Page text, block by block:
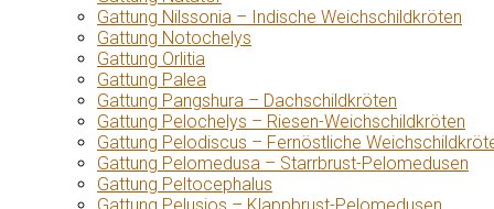
Gattung Nilssonia – Indische Weichschildkröten
Gattung Notochelys
Gattung Orlitia
Gattung Palea
Gattung Pangshura – Dachschildkröten
Gattung Pelochelys – Riesen-Weichschildkröten
Gattung Pelodiscus – Fernöstliche
Gattung Pelomedusa – Starrbrust-Pelomedusen
Gattung Peltocephalus